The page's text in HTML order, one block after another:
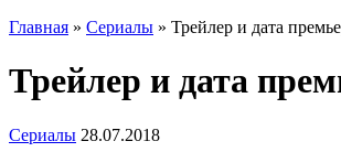
Главная » Сериалы » Трейлер и дата
Трейлер и дата
Сериалы 28.07.2018